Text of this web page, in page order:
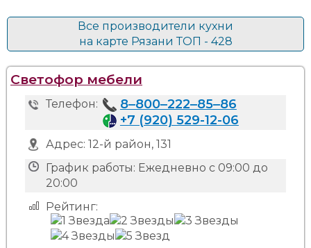
Все производители кухни
на карте Рязани ТОП - 428
Светофор мебели
Телефон:
8‒800‒222‒85‒86
+7 (920) 529-12-06
Адрес: 12-й район, 131
График работы: Ежедневно с 09:00 до
20:00
Рейтинг: